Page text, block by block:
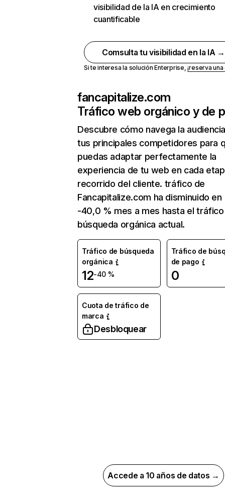
visibilidad de la IA en crecimiento
cuantificable
Comsulta tu visibilidad en la IA →
Si te interesa la solución Enterprise,¡reserva
fancapitalize.com
Tráfico web orgánico y de
Descubre cómo navega la
tus principales competidores para
puedas adaptar perfectamente la
experiencia de tu web en cada
recorrido del cliente. tráfico de
Fancapitalize.com ha disminuido en
-40,0 % mes a mes hasta el
búsqueda orgánica actual.
Tráfico de búsqueda
orgánica
12-40 %
Tráfico de
de pago
0
Cuota de tráfico de
marca
Desbloquear
Accede a 10 años de datos →